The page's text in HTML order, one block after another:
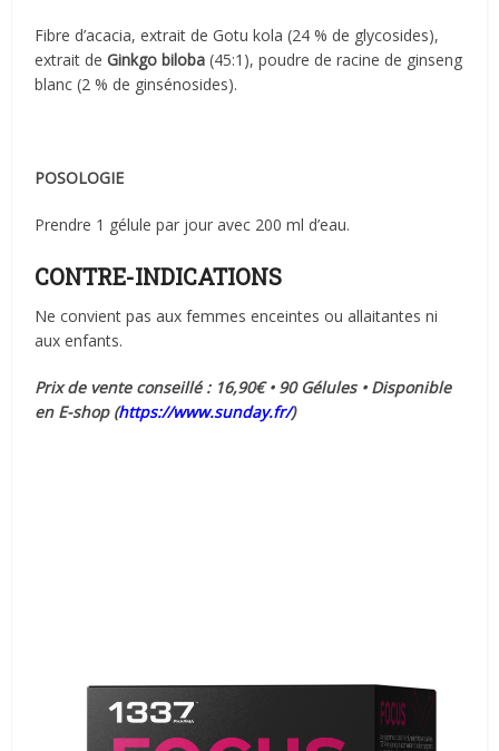
Fibre d’acacia, extrait de Gotu kola (24 % de glycosides),
extrait deGinkgo biloba (45:1), poudre de racine de ginseng
blanc (2 % de ginsénosides).
POSOLOGIE
Prendre 1 gélule par jour avec 200 ml d’eau.
CONTRE-INDICATIONS
Ne convient pas aux femmes enceintes ou allaitantes ni
aux enfants.
Prix de vente conseillé : 16,90€ • 90 Gélules • Disponible
en E-shop (https://www.sunday.fr/)